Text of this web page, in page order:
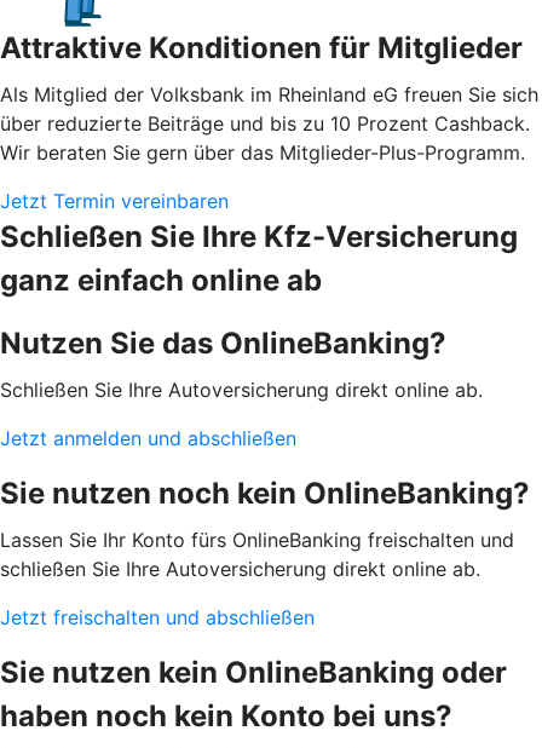
Attraktive Konditionen für Mitglieder
Als Mitglied der Volksbank im Rheinland eG freuen Sie sich
über reduzierte Beiträge und bis zu 10 Prozent Cashback.
Wir beraten Sie gern über das Mitglieder-Plus-Programm.
Jetzt Termin vereinbaren
Schließen Sie Ihre Kfz-Versicherung
ganz einfach online ab
Nutzen Sie das OnlineBanking?
Schließen Sie Ihre Autoversicherung direkt online ab.
Jetzt anmelden und abschließen
Sie nutzen noch kein OnlineBanking?
Lassen Sie Ihr Konto fürs OnlineBanking freischalten und
schließen Sie Ihre Autoversicherung direkt online ab.
Jetzt freischalten und abschließen
Sie nutzen kein OnlineBanking oder
haben noch kein Konto bei uns?